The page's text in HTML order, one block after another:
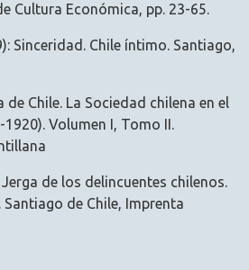
Cultura Económica, pp. 23-65.
Sinceridad. Chile íntimo. Santiago,
de Chile. La Sociedad chilena en el
Volumen I, Tomo II.
de los delincuentes chilenos.
de Chile, Imprenta